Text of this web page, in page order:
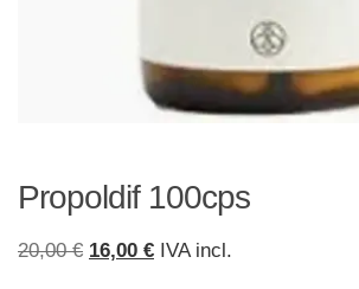
Propoldif 100cps
20,00€ Il
16,00 €IlIVA incl.